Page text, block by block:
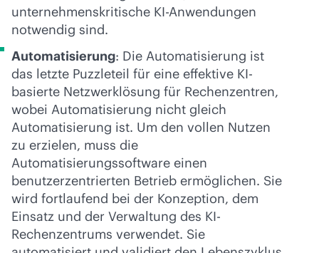
unternehmenskritische KI-Anwendungen
notwendig sind.
Automatisierung: Die Automatisierung ist
das letzte Puzzleteil für eine effektive KI-
basierte Netzwerklösung für Rechenzentren,
wobei Automatisierung nicht gleich
Automatisierung ist. Um den vollen Nutzen
zu erzielen, muss die
Automatisierungssoftware einen
benutzerzentrierten Betrieb ermöglichen. Sie
wird fortlaufend bei der Konzeption, dem
Einsatz und der Verwaltung des KI-
Rechenzentrums verwendet. Sie